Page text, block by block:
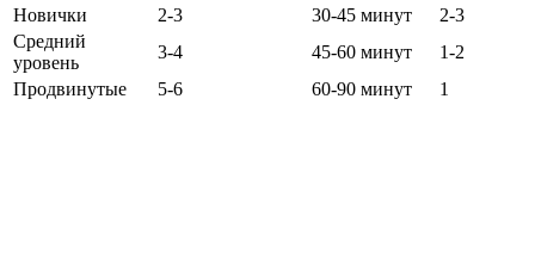
Новички
2-3 30-45 минут
2-3
Средний
уровень
3-4 45-60 минут
1-2
Продвинутые
5-6 60-90 минут 1